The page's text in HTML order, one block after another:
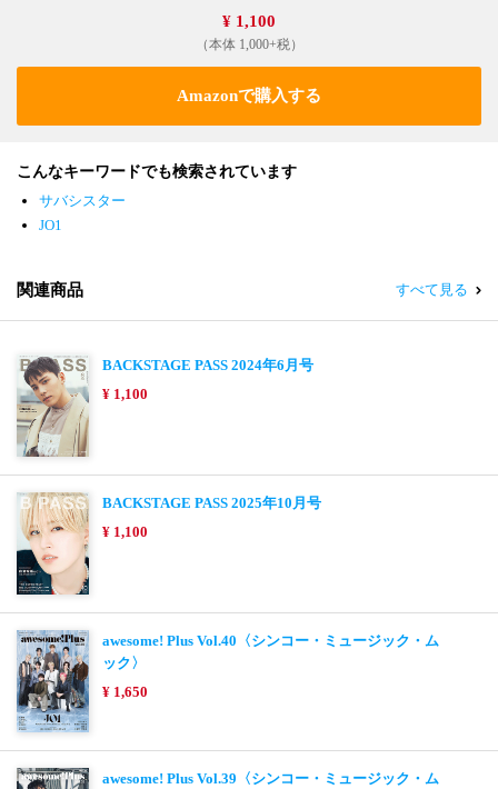
¥ 1,100
（本体 1,000+税）
Amazonで購入する
こんなキーワードでも検索されています
サバシスター
JO1
関連商品 すべて見る
BACKSTAGE PASS 2024年6月号
¥ 1,100
BACKSTAGE PASS 2025年10月号
¥ 1,100
awesome! Plus Vol.40〈シンコー・ミュージック・ム
ック〉
¥ 1,650
awesome! Plus Vol.39〈シンコー・ミュージック・ム